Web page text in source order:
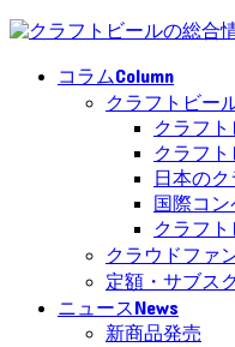
コラムColumn
クラフトビー
クラフ
クラフ
日本の
国際コ
クラフ
クラウドファ
定額・サブス
ニュースNews
新商品発売